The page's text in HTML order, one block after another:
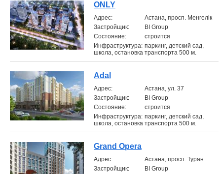
ONLY
Aдрес:
Астана, просп. Менгелік
Застройщик:
BI Group
Состояние:
строится
Инфраструктура: паркинг, детский сад,
школа, остановка транспорта 500 м.
Adal
Aдрес:
Астана, ул. 37
Застройщик:
BI Group
Состояние:
строится
Инфраструктура: паркинг, детский сад,
школа, остановка транспорта 500 м.
Grand Opera
Aдрес:
Астана, просп. Туран
Застройщик:
BI Group